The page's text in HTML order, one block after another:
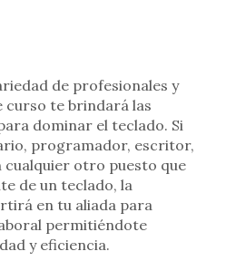
de profesionales y
curso te brindará las
dominar el teclado. Si
programador, escritor,
otro puesto que
de un teclado, la
en tu aliada para
permitiéndote
y eficiencia.